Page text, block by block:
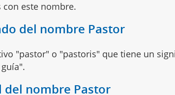
con este nombre.
del nombre Pastor
"pastor" o "pastoris" que tiene un
del nombre Pastor